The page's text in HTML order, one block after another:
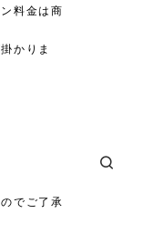
料金は商
かりま
でご了承